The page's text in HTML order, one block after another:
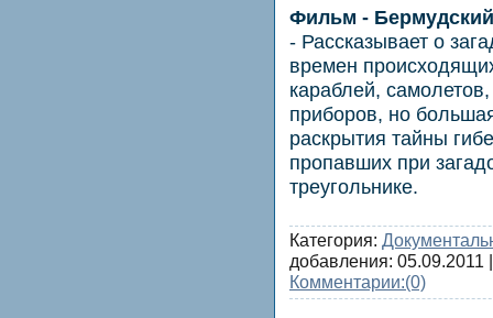
Фильм - Бермудский
- Рассказывает о
времен
караблей,
приборов, но
раскрытия тайны
пропавших при
треугольнике.
Категория:
добавления: 05.09.2011
Комментарии:(0)